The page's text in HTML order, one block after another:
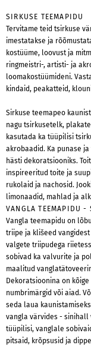
SIRKUSE TEEMAPIDU
Tervitame teid tsirkuse
imestatakse ja
kostüüme, loovust ja
ringmeistri-, artisti- ja
loomakostüümideni.
kindaid, peakatteid,
Sirkuse teemapeo
nagu tsirkusetelk,
kasutada ka tüüpilisi
akrobaadid. Ka punase
hästi dekoratsiooniks.
inspireeritud toite ja
rukolaid ja nachosid.
limonaadid, mahlad ja
VANGLA TEEMAPIDU -
Vangla teemapidu on
triipe ja klišeed
valgete triipudega
sobivad ka valvurite ja
maalitud
Dekoratsioonina on
numbrimärgid või aiad.
seda laua
vangla värvides - sinihall
tüüpilisi, vanglale
pitsaid, krõpsusid ja